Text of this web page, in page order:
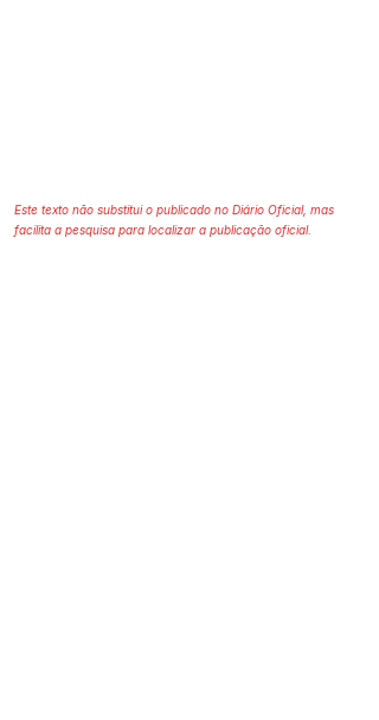
Este texto não substitui o publicado no Diário Oficial, mas
facilita a pesquisa para localizar a publicação oficial.